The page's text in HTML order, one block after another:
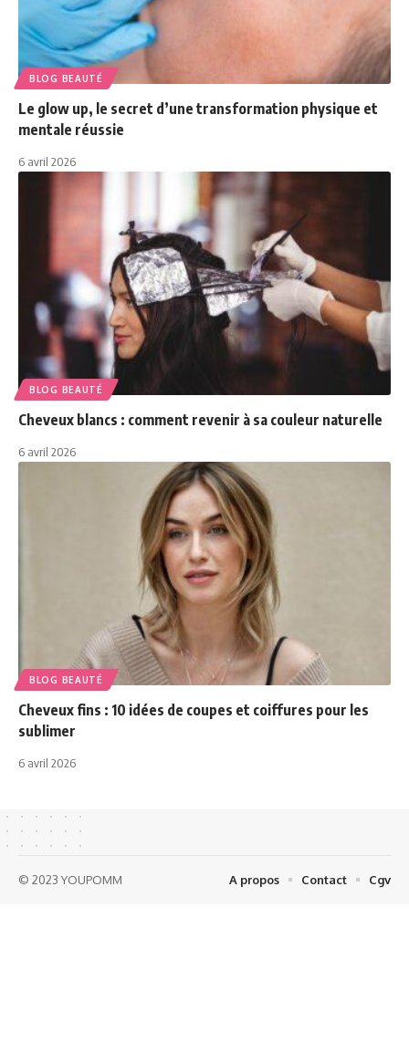
BLOG BEAUTÉ
Le glow up, le secret d’une transformation physique et
mentale réussie
6 avril 2026
BLOG BEAUTÉ
Cheveux blancs : comment revenir à sa couleur naturelle
6 avril 2026
BLOG BEAUTÉ
Cheveux fins : 10 idées de coupes et coiffures pour les
sublimer
6 avril 2026
© 2023 YOUPOMM A propos Contact Cgv